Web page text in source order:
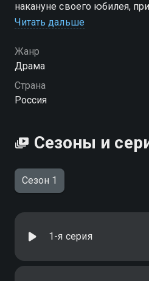
накануне своего юбилея,
гостей. Не обнаружив явных
"похищение человека"
Читать дальше
Жанр
Драма
Страна
Россия
Сезоны и
Сезон 1
1-я серия